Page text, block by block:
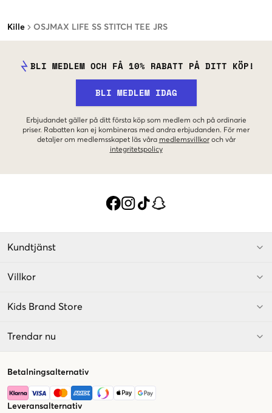
Kille OSJMAX LIFE SS STITCH TEE JRS
BLI MEDLEM OCH FÅ 10% RABATT PÅ DITT KÖP!
BLI MEDLEM IDAG
Erbjudandet gäller på ditt första köp som medlem och på ordinarie
priser. Rabatten kan ej kombineras med andra erbjudanden. För mer
detaljer om medlemsskapet läs våra medlemsvillkor och vår
integritetspolicy
Kundtjänst
Villkor
Kids Brand Store
Trendar nu
Betalningsalternativ
Leveransalternativ